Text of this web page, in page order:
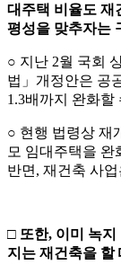
대주택 비율도 재
평성을 맞추자는
○ 지난 2월 국회
법」개정안은 공
1.3배까지 완화할
○ 현행 법령상 재
모 임대주택을 완
반면, 재건축 사
□ 또한, 이미 녹지
지는 재건축을 할